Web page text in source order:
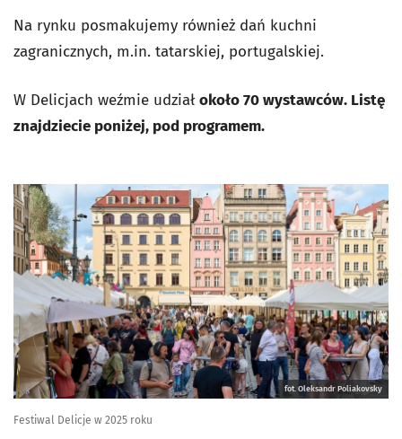
Na rynku posmakujemy również dań kuchni
zagranicznych, m.in. tatarskiej, portugalskiej.
W Delicjach weźmie udziałokoło 70 wystawców. Listę
znajdziecie poniżej, pod programem.
fot. Oleksandr Poliakovsky
Festiwal Delicje w 2025 roku